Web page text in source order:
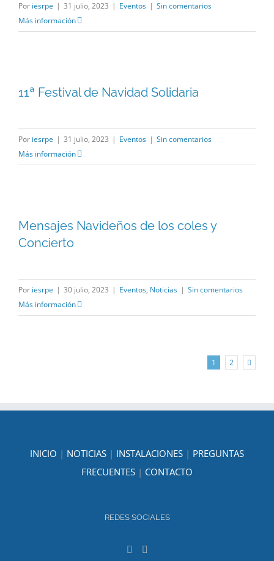
Por iesrpe | 31 julio, 2023 | Eventos | Sin comentarios
Más información
11ª Festival de Navidad Solidaria
Por iesrpe | 31 julio, 2023 | Eventos | Sin comentarios
Más información
Mensajes Navideños de los coles y
Concierto
Por iesrpe | 30 julio, 2023 | Eventos, Noticias | Sin comentarios
Más información
1 2
INICIO | NOTICIAS | INSTALACIONES | PREGUNTAS
FRECUENTES | CONTACTO
REDES SOCIALES